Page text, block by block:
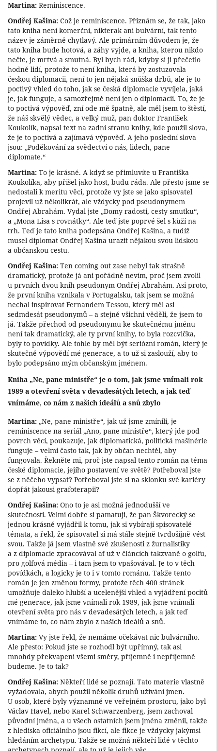
Martina: Reminiscence.
Ondřej Kašina: Což je reminiscence. Přiznám se, že tak, jako
tato kniha není komerční, nikterak ani bulvární, tak tento
název je záměrně chytlavý. Ale primárním důvodem je, že
tato kniha bude hotová, a záhy vyjde, a kniha, kterou nikdo
nečte, je mrtvá a smutná. Byl bych rád, kdyby si ji přečetlo
hodně lidí, protože to není kniha, která by zostuzovala
českou diplomacii, není to jen nějaká snůška drbů, ale je to
poctivý vhled do toho, jak se česká diplomacie vyvíjela, jaká
je, jak funguje, a samozřejmě není jen o diplomacii. To, že je
to poctivá výpověď, zní ode mě špatně, ale měl jsem to štěstí,
že náš skvělý vědec, a velký muž, pan doktor František
Koukolík, napsal text na zadní stranu knihy, kde použil slova,
že je to poctivá a zajímavá výpověď. A jeho poslední slova
jsou: „Poděkování za svědectví o nás, lidech, pane
diplomate.“
Martina: To je krásné. A když se přimluvíte u Františka
Koukolíka, aby přišel jako host, budu ráda. Ale přesto jsme se
nedostali k meritu věci, protože vy jste se jako spisovatel
projevil už několikrát, ale vždycky pod pseudonymem
Ondřej Abrahám. Vydal jste „Domy radosti, cesty smutku“,
a „Mona Lisa s rovnátky“. Ale teď jste poprvé šel s kůží na
trh. Teď je tato kniha podepsána Ondřej Kašina, a tudíž
musel diplomat Ondřej Kašina urazit nějakou svou lidskou
a občanskou cestu.
Ondřej Kašina: Ten coming out zase nebyl tak strašně
dramatický, protože já ani pořádně nevím, proč jsem zvolil
u prvních dvou knih pseudonym Ondřej Abrahám. Asi proto,
že první kniha vznikala v Portugalsku, tak jsem se možná
nechal inspirovat Fernandem Tessou, který měl asi
sedmdesát pseudonymů – a stejně všichni věděli, že jsem to
já. Takže přechod od pseudonymu ke skutečnému jménu
není tak dramatický, ale ty první knihy, to byla rozcvička,
byly to povídky. Ale tohle by měl být seriózní román, který je
skutečně výpovědí mé generace, a to už si zaslouží, aby to
bylo podepsáno mým občanským jménem.
Kniha „Ne, pane ministře“ je o tom, jak jsme vnímali rok
1989 a otevření světa v devadesátých letech, a jak teď
vnímáme, co nám z našich ideálů a snů zbylo
Martina: „Ne, pane ministře“, jak už jsme zmínili, je
reminiscence na seriál „Ano, pane ministře“, který jde pod
povrch věcí, poukazuje, jak diplomatická, politická mašinérie
funguje – velmi často tak, jak by občan nechtěl, aby
fungovala. Řekněte mi, proč jste napsal tento román na téma
české diplomacie, jejího postavení ve světě? Potřeboval jste
se z něčeho vypsat? Potřeboval jste si na sklonku své kariéry
dopřát jakousi grafoterapii?
Ondřej Kašina: Ono to je asi možná jednodušší ve
skutečnosti. Velmi dobře si pamatuji, že pan Škvorecký se
jednou krásně vyjádřil k tomu, jak si vybírají spisovatelé
témata, a řekl, že spisovatel si má stále stejně tvrdošíjně vést
svou. Takže já jsem vlastně své zkušenosti z žurnalistiky
a z diplomacie zpracovával ať už v článcích takzvaně o golfu,
pro golfová média – i tam jsem to vpašovával. Je to v těch
povídkách, a logicky je to i v tomto románu. Takže tento
román je jen změnou formy, protože těch 400 stránek
umožňuje daleko hlubší a ucelenější vhled a vyjádření pocitů
mé generace, jak jsme vnímali rok 1989, jak jsme vnímali
otevření světa pro nás v devadesátých letech, a jak teď
vnímáme to, co nám zbylo z našich ideálů a snů.
Martina: Vy jste řekl, že nemáme očekávat nic bulvárního.
Ale přesto: Pokud jste se rozhodl být upřímný, tak asi
mnohdy překvapeni všemi směry, příjemně i nepříjemně
budeme. Je to tak?
Ondřej Kašina: Někteří lidé se poznají. Tato materie vlastně
vyžadovala, abych použil několik druhů užívání jmen.
U osob, které byly významné ve veřejném prostoru, jako byl
Václav Havel, nebo Karel Schwarzenberg, jsem zachoval
původní jména, a u všech ostatních jsem jména změnil, takže
z hlediska oficiálního jsou fikcí, ale fikce je vždycky jakýmsi
hledáním archetypu. Takže se možná někteří lidé v těchto